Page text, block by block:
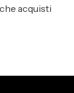
acquisti